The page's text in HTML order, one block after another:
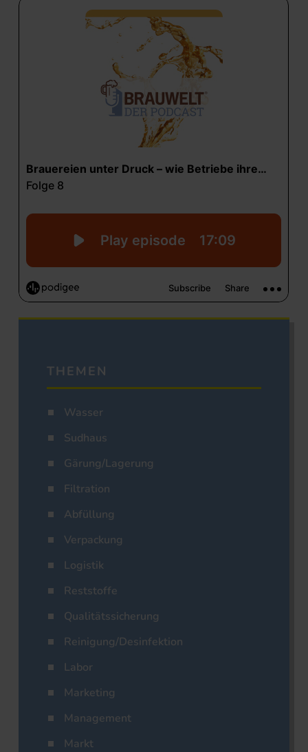
THEMEN
Wasser
Sudhaus
Gärung/Lagerung
Filtration
Abfüllung
Verpackung
Logistik
Reststoffe
Qualitätssicherung
Reinigung/Desinfektion
Labor
Marketing
Management
Markt